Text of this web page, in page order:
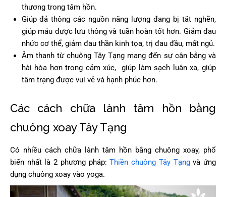
thương trong tâm hồn.
Giúp đả thông các nguồn năng lượng đang bị tắt nghẽn,
giúp máu được lưu thông và tuần hoàn tốt hơn. Giảm đau
nhức cơ thể, giảm đau thần kinh tọa, trị đau đầu, mất ngủ.
Âm thanh từ chuông Tây Tạng mang đến sự cân bằng và
hài hòa hơn trong cảm xúc, giúp làm sạch luân xa, giúp
tâm trạng được vui vẻ và hạnh phúc hơn.
Các cách chữa lành tâm hồn bằng
chuông xoay Tây Tạng
Có nhiều cách chữa lành tâm hồn bằng chuông xoay, phổ
biến nhất là 2 phương pháp:Thiền chuông Tây Tạngvà ứng
dụng chuông xoay vào yoga.